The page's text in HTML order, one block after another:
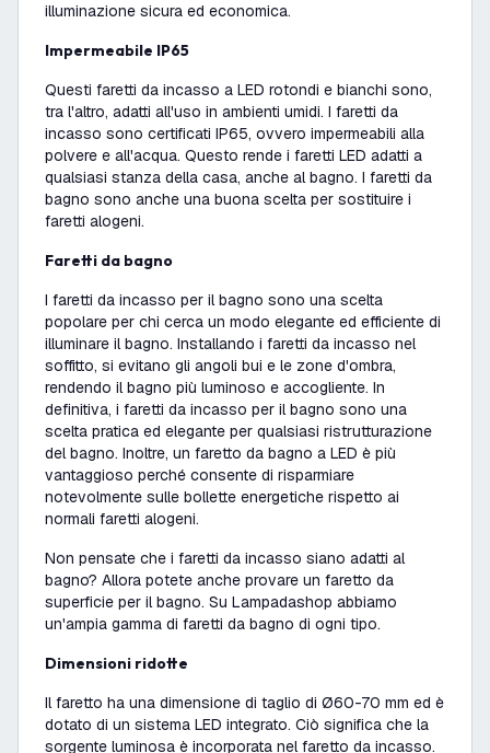
illuminazione sicura ed economica.
Impermeabile IP65
Questi faretti da incasso a LED rotondi e bianchi sono,
tra l'altro, adatti all'uso in ambienti umidi. I faretti da
incasso sono certificati IP65, ovvero impermeabili alla
polvere e all'acqua. Questo rende i faretti LED adatti a
qualsiasi stanza della casa, anche al bagno. I faretti da
bagno sono anche una buona scelta per sostituire i
faretti alogeni.
Faretti da bagno
I faretti da incasso per il bagno sono una scelta
popolare per chi cerca un modo elegante ed efficiente di
illuminare il bagno. Installando i faretti da incasso nel
soffitto, si evitano gli angoli bui e le zone d'ombra,
rendendo il bagno più luminoso e accogliente. In
definitiva, i faretti da incasso per il bagno sono una
scelta pratica ed elegante per qualsiasi ristrutturazione
del bagno. Inoltre, un faretto da bagno a LED è più
vantaggioso perché consente di risparmiare
notevolmente sulle bollette energetiche rispetto ai
normali faretti alogeni.
Non pensate che i faretti da incasso siano adatti al
bagno? Allora potete anche provare un faretto da
superficie per il bagno. Su Lampadashop abbiamo
un'ampia gamma di faretti da bagno di ogni tipo.
Dimensioni ridotte
Il faretto ha una dimensione di taglio di Ø60-70 mm ed è
dotato di un sistema LED integrato. Ciò significa che la
sorgente luminosa è incorporata nel faretto da incasso.